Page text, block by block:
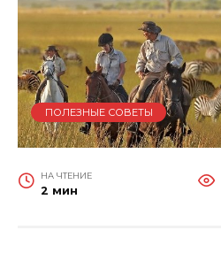
ПОЛЕЗНЫЕ СОВЕТЫ
НА ЧТЕНИЕ
2 мин